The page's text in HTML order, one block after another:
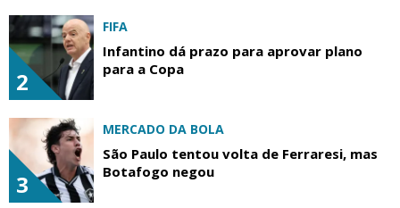
2
FIFA
Infantino dá prazo para aprovar plano
para a Copa
3
MERCADO DA BOLA
São Paulo tentou volta de Ferraresi, mas
Botafogo negou